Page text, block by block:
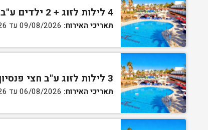
4 לילות לזוג + 2 ילדים ע"ב חצי פנסיון בחדר סופריור
תאריכי האירוח:
3 לילות לזוג ע"ב חצי פנסיון בחדר גן
תאריכי האירוח: